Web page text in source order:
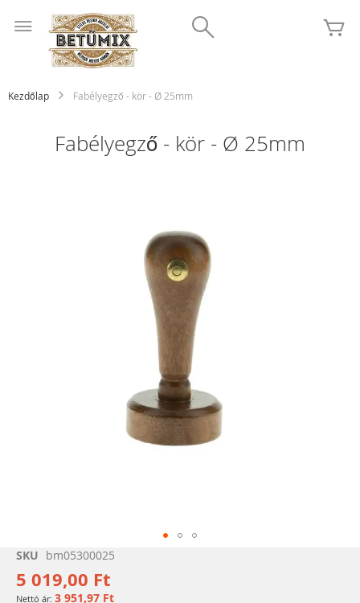
tartalomhoz
Kezdőlap Fabélyegző - kör - Ø 25mm
Fabélyegző - kör - Ø 25mm
Ugrás
képgaléria
SKU bm05300025
5 019,00 Ft
3 951,97 Ft